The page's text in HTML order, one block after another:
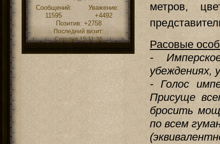
Сообщений:
11595
Уважение:
+4492
Позитив: +2758
Последний визит:
Сегодня 15:11:36
метров,
Расовые
-
убеждениях,
- Голос
Присуще
бросить
по всем